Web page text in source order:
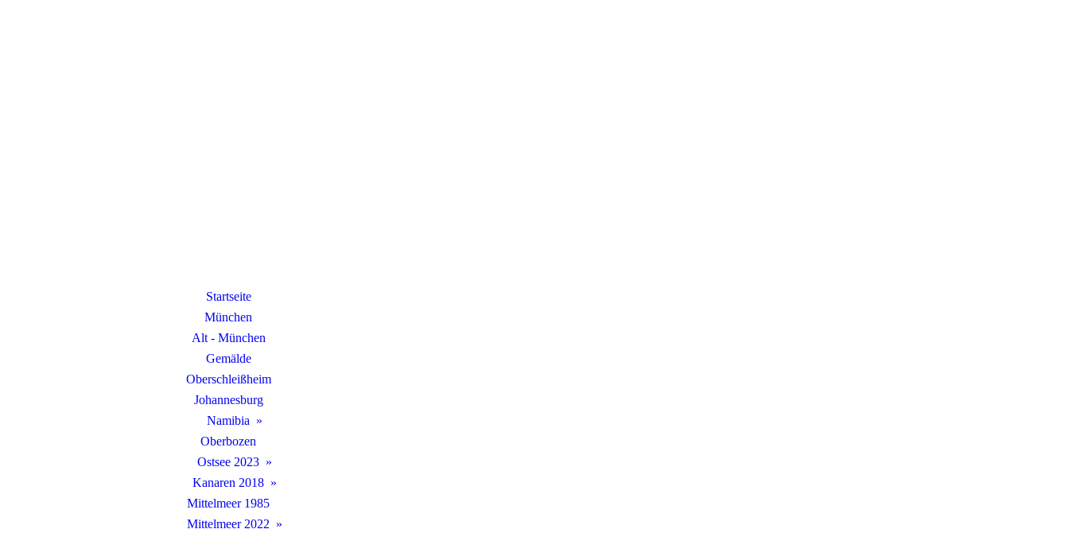
Startseite
München
Alt - München
Gemälde
Oberschleißheim
Johannesburg
Namibia
Oberbozen
Ostsee 2023
Kanaren 2018
Mittelmeer 1985
Mittelmeer 2022